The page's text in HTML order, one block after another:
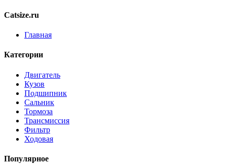
Catsize.ru
Главная
Категории
Двигатель
Кузов
Подшипник
Сальник
Тормоза
Трансмиссия
Фильтр
Ходовая
Популярное